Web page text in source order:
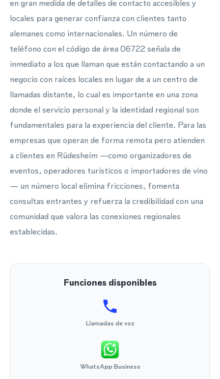
en gran medida de detalles de contacto accesibles y
locales para generar confianza con clientes tanto
alemanes como internacionales. Un número de
teléfono con el código de área 06722 señala de
inmediato a los que llaman que están contactando a un
negocio con raíces locales en lugar de a un centro de
llamadas distante, lo cual es importante en una zona
donde el servicio personal y la identidad regional son
fundamentales para la experiencia del cliente. Para las
empresas que operan de forma remota pero atienden
a clientes en Rüdesheim —como organizadores de
eventos, operadores turísticos o importadores de vino
— un número local elimina fricciones, fomenta
consultas entrantes y refuerza la credibilidad con una
comunidad que valora las conexiones regionales
establecidas.
Funciones disponibles
Llamadas de voz
WhatsApp Business